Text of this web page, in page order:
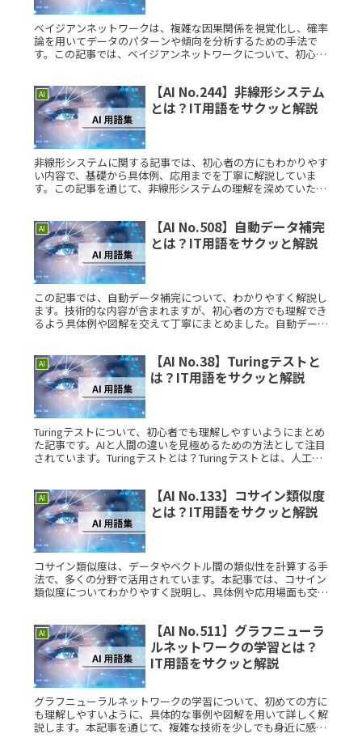
ベイジアンネットワークは、複雑な因果関係を視覚化し、確率
論を用いてデータのパターンや傾向を分析するための手法で
す。この記事では、ベイジアンネットワークについて、初心者
AI
【AI No.244】非線形システム
とは？IT用語をサクッと解説
非線形システムに関する記事では、初心者の方にもわかりやす
い内容で、基礎から具体例、応用までを丁寧に解説していま
す。この記事を通じて、非線形システムの理解を深めていただ
AI
【AI No.508】自動データ補完
とは？IT用語をサクッと解説
この記事では、自動データ補完について、わかりやすく解説し
ます。技術的な内容が含まれますが、初心者の方でも理解でき
るよう具体例や図解を交えて丁寧にまとめました。自動データ
AI
【AI No.38】Turingテストと
は？IT用語をサクッと解説
Turingテストについて、初心者でも理解しやすいようにまとめ
た記事です。AIと人間の違いを見極めるための方法として注目
されています。Turingテストとは？Turingテストとは、人工知
AI
【AI No.133】コサイン類似度
とは？IT用語をサクッと解説
コサイン類似度は、データやベクトル間の類似性を計算する手
法で、多くの分野で活用されています。本記事では、コサイン
類似度についてわかりやすく説明し、具体例や応用場面も交え
AI
【AI No.511】グラフニューラ
ルネットワークの学習とは？
IT用語をサクッと解説
グラフニューラルネットワークの学習について、初めての方に
も理解しやすいように、具体的な事例や図解を用いて詳しく解
説します。本記事を通じて、複雑な技術を少しでも身近に感じ